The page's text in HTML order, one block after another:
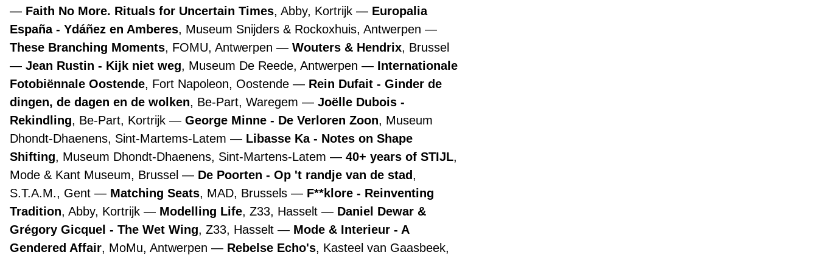
Faith No More. Rituals for Uncertain Times, Abby, Kortrijk
Europalia
España - Ydáñez en Amberes, Museum Snijders & Rockoxhuis, Antwerpen
These Branching Moments, FOMU, Antwerpen Wouters & Hendrix, Brussel
Jean Rustin - Kijk niet weg, Museum De Reede, Antwerpen
Internationale
Fotobiënnale Oostende, Fort Napoleon, Oostende
Rein Dufait - Ginder de
dingen, de dagen en de wolken, Be-Part, Waregem
Joëlle Dubois -
Rekindling, Be-Part, Kortrijk George Minne - De Verloren Zoon, Museum
Dhondt-Dhaenens, Sint-Martems-Latem
Libasse Ka - Notes on Shape
Shifting, Museum Dhondt-Dhaenens, Sint-Martens-Latem 40+ years of STIJL,
Mode & Kant Museum, Brussel
De Poorten - Op 't randje van de stad,
S.T.A.M., Gent
Matching Seats, MAD, Brussels
F**klore - Reinventing
Tradition, Abby, Kortrijk Modelling Life, Z33, Hasselt
Daniel Dewar &
Grégory Gicquel - The Wet Wing, Z33, Hasselt
Mode & Interieur - A
Gendered Affair, MoMu, Antwerpen Rebelse Echo's, Kasteel van Gaasbeek,